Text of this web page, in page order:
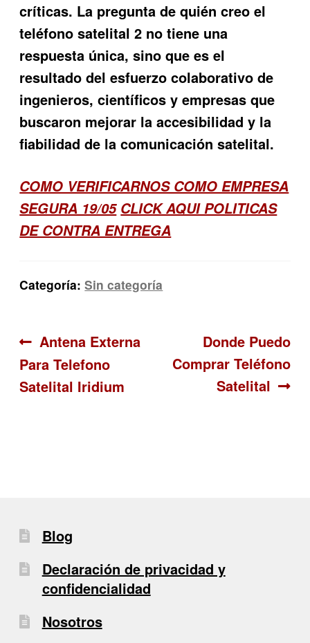
críticas. La pregunta de quién creo el
teléfono satelital 2 no tiene una
respuesta única, sino que es el
resultado del esfuerzo colaborativo de
ingenieros, científicos y empresas que
buscaron mejorar la accesibilidad y la
fiabilidad de la comunicación satelital.
COMO VERIFICARNOS COMO EMPRESA
SEGURA 19/05 CLICK AQUI POLITICAS
DE CONTRA ENTREGA
Categoría:Sin categoría
Navegación
de
Anterior:
Antena Externa
Para Telefono
Satelital Iridium
Siguiente:
Donde Puedo
Comprar Teléfono
Satelital
Blog
Declaración de privacidad y
confidencialidad
Nosotros